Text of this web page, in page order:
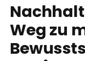
Weg zu